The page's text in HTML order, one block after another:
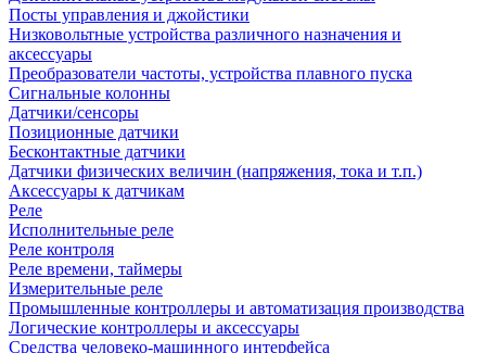
Посты управления и джойстики
Низковольтные устройства различного назначения и
аксессуары
Преобразователи частоты, устройства плавного пуска
Сигнальные колонны
Датчики/сенсоры
Позиционные датчики
Бесконтактные датчики
Датчики физических величин (напряжения, тока и т.п.)
Аксессуары к датчикам
Реле
Исполнительные реле
Реле контроля
Реле времени, таймеры
Измерительные реле
Промышленные контроллеры и автоматизация производства
Логические контроллеры и аксессуары
Средства человеко-машинного интерфейса